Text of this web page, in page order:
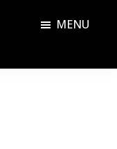
MENU